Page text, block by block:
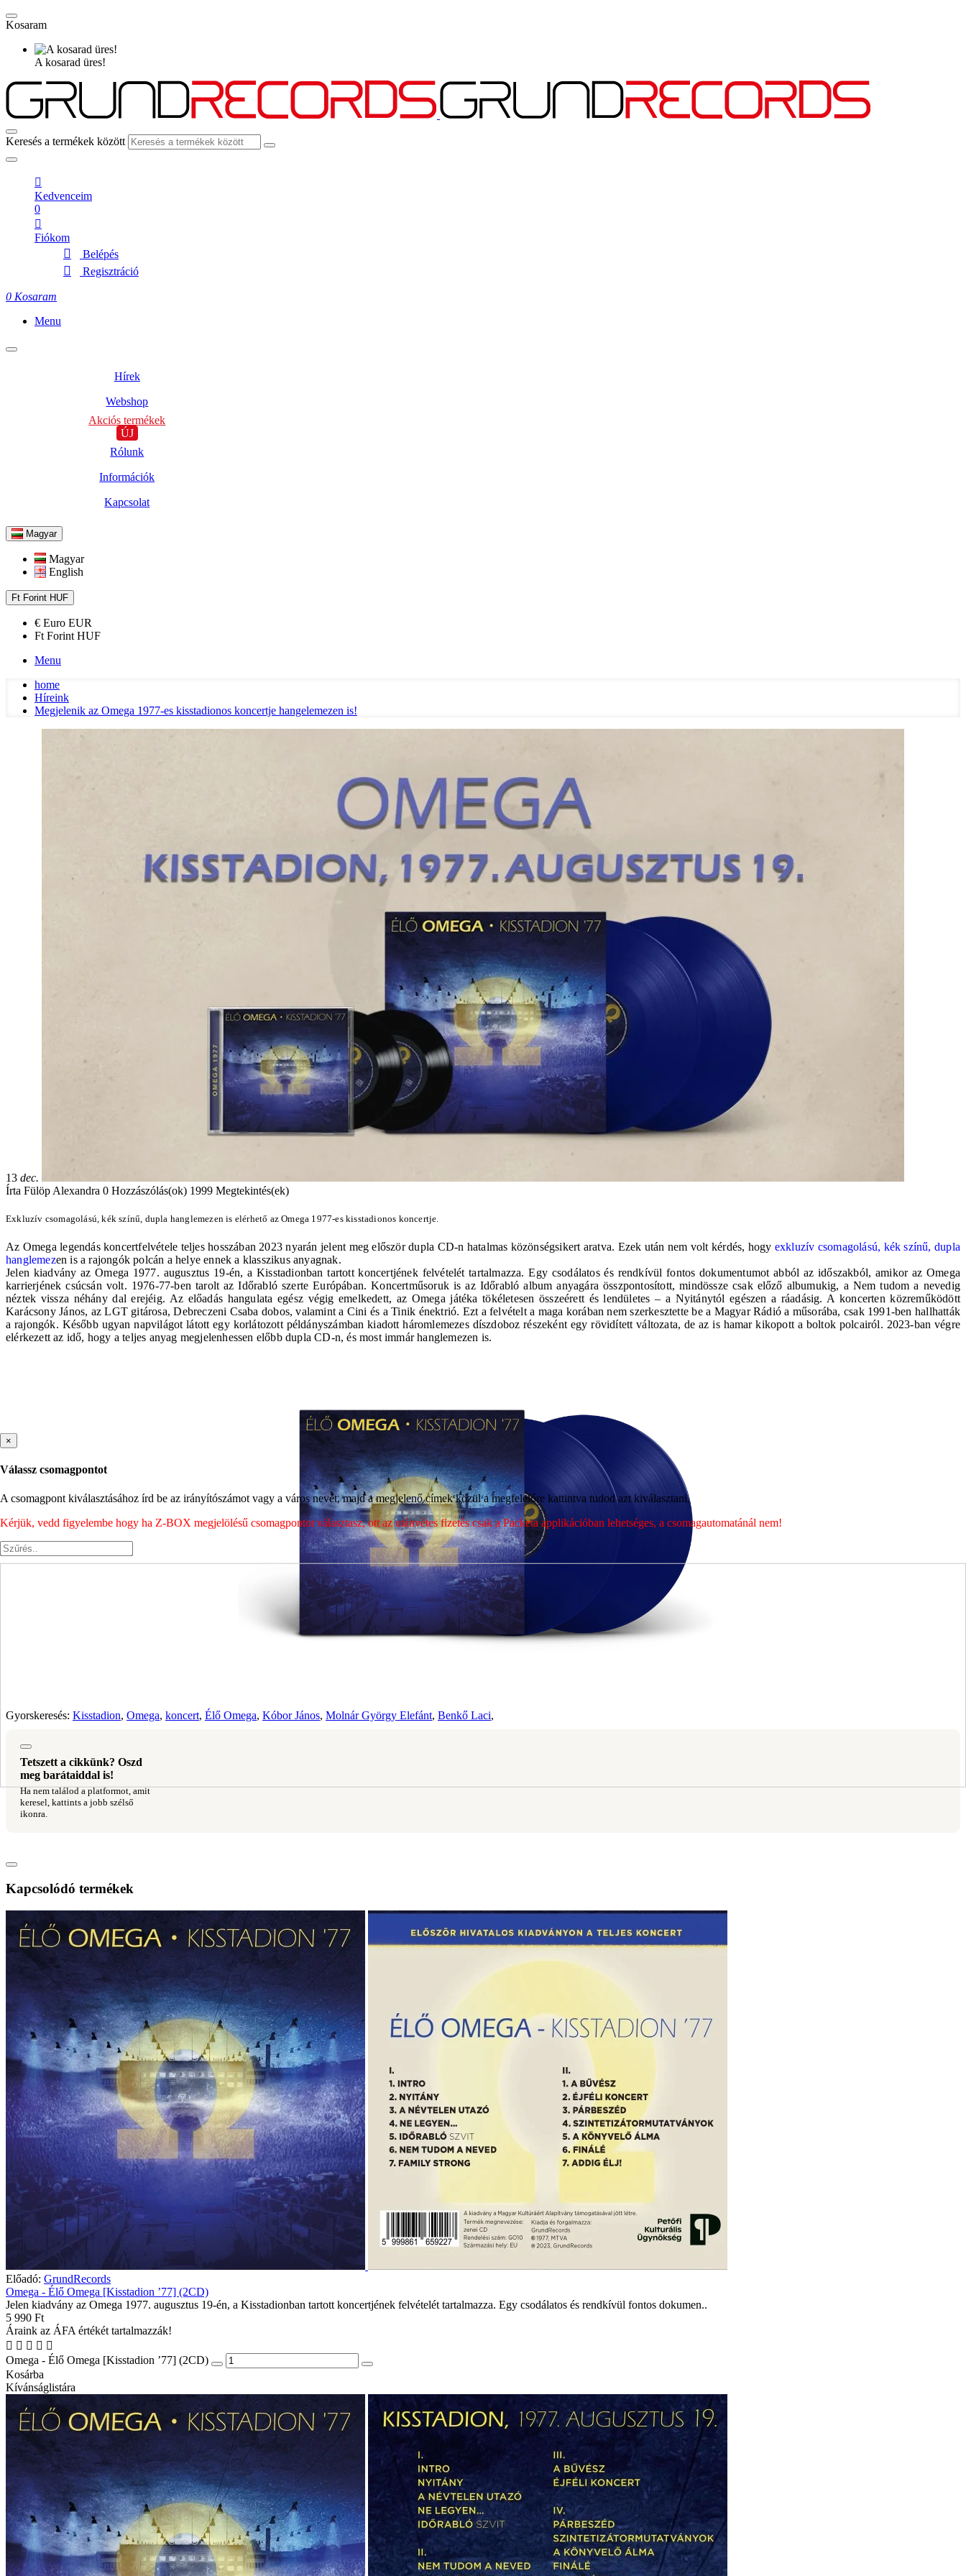
Kosaram
A kosarad üres!
Keresés a termékek között
Kedvenceim
0
Fiókom
Belépés
Regisztráció
0 Kosaram
Menu
Hírek
Webshop
Akciós termékek
ÚJ
Rólunk
Információk
Kapcsolat
Magyar
Magyar
English
Ft Forint HUF
€ Euro EUR
Ft Forint HUF
Menu
home
Híreink
Megjelenik az Omega 1977-es kisstadionos koncertje hangelemezen is!
13 dec.
Írta Fülöp Alexandra 0 Hozzászólás(ok) 1999 Megtekintés(ek)
Exkluzív csomagolású, kék színű, dupla hanglemezen is elérhető az Omega 1977-es kisstadionos koncertje.
Az Omegalegendás koncertfelvétele teljes hosszában 2023 nyarán jelent meg először dupla CD-n hatalmas közönségsikert aratva. Ezek után nem volt kérdés, hogy exkluzív csomagolású, kék színű, dupla
hanglemezen is a rajongók polcán a helye ennek a klasszikus anyagnak.
Jelen kiadvány az Omega 1977. augusztus 19-én, a Kisstadionban tartott koncertjének felvételét tartalmazza. Egy csodálatos és rendkívül fontos dokumentumot abból az időszakból, amikor az Omega
karrierjének csúcsán volt. 1976-77-ben tarolt az Időrabló szerte Európában. Koncertműsoruk is az Időrabló album anyagára összpontosított, mindössze csak előző albumukig, a Nem tudom a nevedig
néztek vissza néhány dal erejéig. Az előadás hangulata egész végig emelkedett, az Omega játéka tökéletesen összeérett és lendületes – a Nyitánytól egészen a ráadásig. A koncerten közreműködött
Karácsony János, az LGT gitárosa, Debreczeni Csaba dobos, valamint a Cini és a Tinik énektrió. Ezt a felvételt a maga korában nem szerkesztette be a Magyar Rádió a műsorába, csak 1991-ben hallhatták
a rajongók. Később ugyan napvilágot látott egy korlátozott példányszámban kiadott háromlemezes díszdoboz részeként egy rövidített változata, de az is hamar kikopott a boltok polcairól. 2023-ban végre
elérkezett az idő, hogy a teljes anyag megjelenhessen előbb dupla CD-n, és most immár hanglemezen is.
Gyorskeresés: Kisstadion, Omega, koncert, Élő Omega, Kóbor János, Molnár György Elefánt, Benkő Laci,
Tetszett a cikkünk? Oszd
meg barátaiddal is!
Ha nem találod a platformot, amit
keresel, kattints a jobb szélső
ikonra.
Kapcsolódó termékek
Előadó: GrundRecords
Omega - Élő Omega [Kisstadion ’77] (2CD)
Jelen kiadvány az Omega 1977. augusztus 19-én, a Kisstadionban tartott koncertjének felvételét tartalmazza. Egy csodálatos és rendkívül fontos dokumen..
5 990 Ft
Áraink az ÁFA értékét tartalmazzák!
Omega - Élő Omega [Kisstadion ’77] (2CD)
Kosárba
Kívánságlistára
×
Válassz csomagpontot
A csomagpont kiválasztásához írd be az irányítószámot vagy a város nevét, majd a megjelenő címek közül a megfelelőre kattintva tudod azt kiválasztani.
Kérjük, vedd figyelembe hogy ha Z-BOX megjelölésű csomagpontot választasz, ott az utánvétes fizetés csak a Packeta applikációban lehetséges, a csomagautomatánál nem!